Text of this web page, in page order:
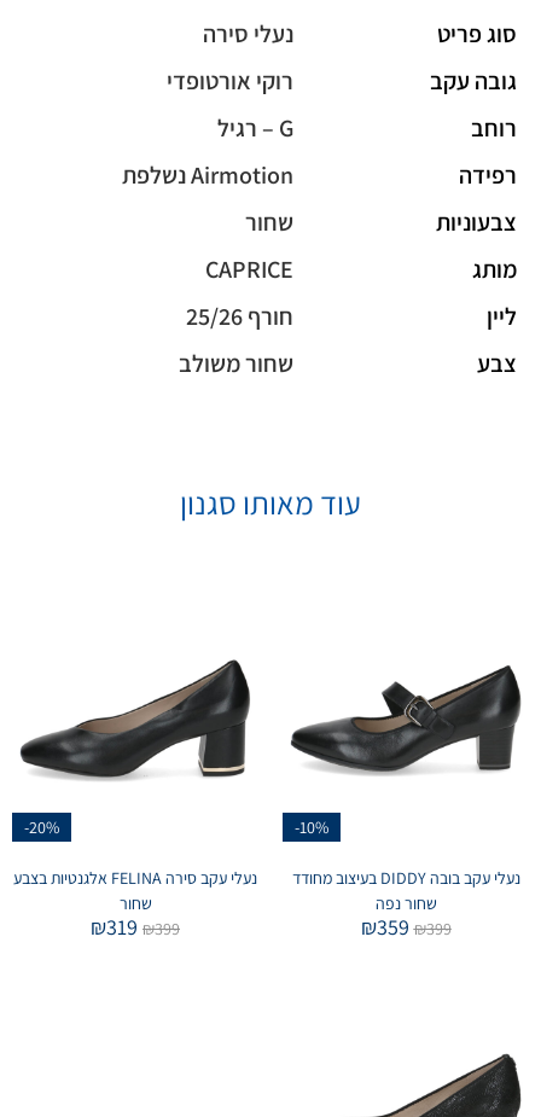
סוג פריט
נעלי סירה
גובה עקב
רוקי אורטופדי
רוחב
G – רגיל
רפידה
Airmotion נשלפת
צבעוניות
שחור
מותג
CAPRICE
ליין
חורף 25/26
צבע
שחור משולב
עוד מאותו סגנון
-10%
נעלי עקב בובה DIDDY בעיצוב מחודד
שחור נפה
₪399
₪359
-20%
נעלי עקב סירה FELINA אלגנטיות בצבע
שחור
₪399
₪319